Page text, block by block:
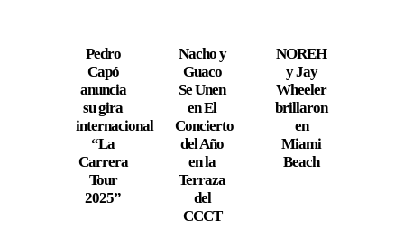
Pedro
Capó
anuncia
su gira
internacional
“La
Carrera
Tour
2025”
Nacho y
Guaco
Se Unen
en El
Concierto
del Año
en la
Terraza
del
CCCT
NOREH
y Jay
Wheeler
brillaron
en
Miami
Beach